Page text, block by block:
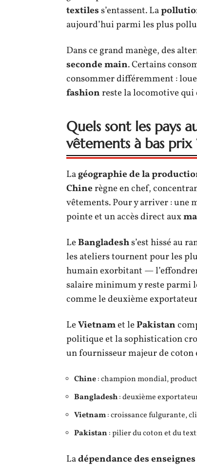
textiless’entassent. La
aujourd’hui parmi les plus
Dans ce grand manège, des
seconde main. Certains
consommer différemment :
fashionreste la locomotive qui
Quels sont les pays
vêtements à bas prix
Lagéographie de la
Chinerègne en chef,
vêtements. Pour y arriver : une
pointe et un accès direct aux
LeBangladeshs’est hissé au
les ateliers tournent pour les
humain exorbitant —
salaire minimum y reste parmi
comme le deuxième
LeVietnamet lePakistan
politique et la sophistication
un fournisseur majeur de coton
Chine: champion mondial,
Bangladesh: deuxième
Vietnam: croissance fulgurante,
Pakistan : pilier du coton et du
Ladépendance des